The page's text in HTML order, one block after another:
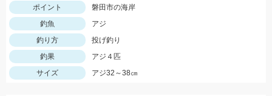
ポイント
磐田市の海岸
釣魚
アジ
釣り方
投げ釣り
釣果
アジ４匹
サイズ
アジ32～38㎝